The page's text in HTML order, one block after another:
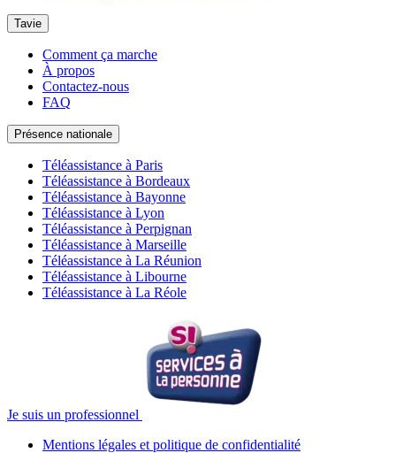
Tavie
Comment ça marche
À propos
Contactez-nous
FAQ
Présence nationale
Téléassistance à Paris
Téléassistance à Bordeaux
Téléassistance à Bayonne
Téléassistance à Lyon
Téléassistance à Perpignan
Téléassistance à Marseille
Téléassistance à La Réunion
Téléassistance à Libourne
Téléassistance à La Réole
Je suis un professionnel
Mentions légales et politique de confidentialité